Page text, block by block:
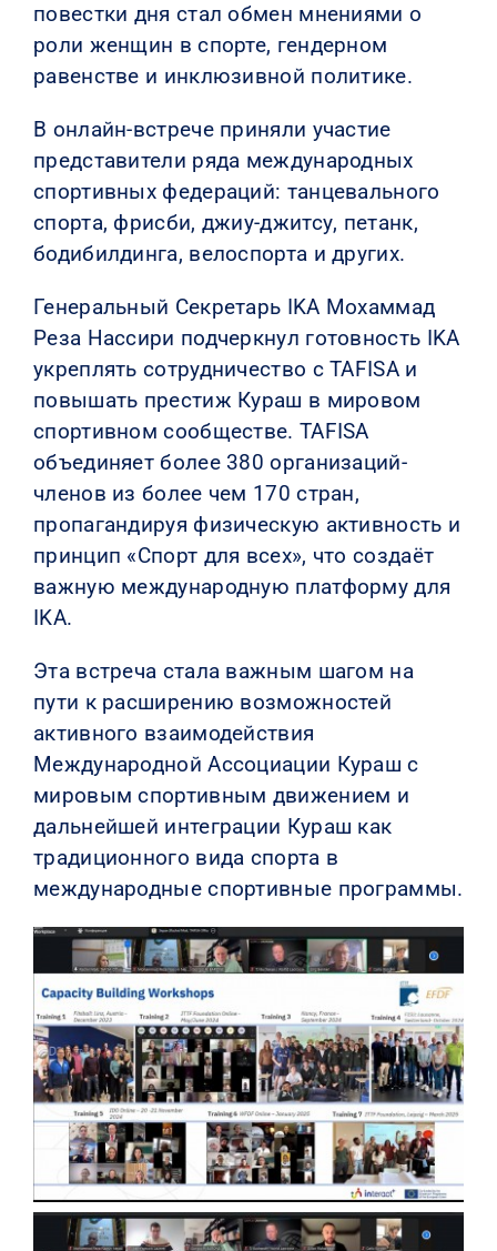
повестки дня стал обмен мнениями о
роли женщин в спорте, гендерном
равенстве и инклюзивной политике.
В онлайн-встрече приняли участие
представители ряда международных
спортивных федераций: танцевального
спорта, фрисби, джиу-джитсу, петанк,
бодибилдинга, велоспорта и других.
Генеральный Секретарь IKA Мохаммад
Реза Нассири подчеркнул готовность IKA
укреплять сотрудничество с TAFISA и
повышать престиж Кураш в мировом
спортивном сообществе. TAFISA
объединяет более 380 организаций-
членов из более чем 170 стран,
пропагандируя физическую активность и
принцип «Спорт для всех», что создаёт
важную международную платформу для
IKA.
Эта встреча стала важным шагом на
пути к расширению возможностей
активного взаимодействия
Международной Ассоциации Кураш с
мировым спортивным движением и
дальнейшей интеграции Кураш как
традиционного вида спорта в
международные спортивные программы.